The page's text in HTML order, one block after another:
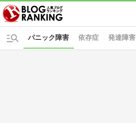
依存症 発達障害
パニック障害